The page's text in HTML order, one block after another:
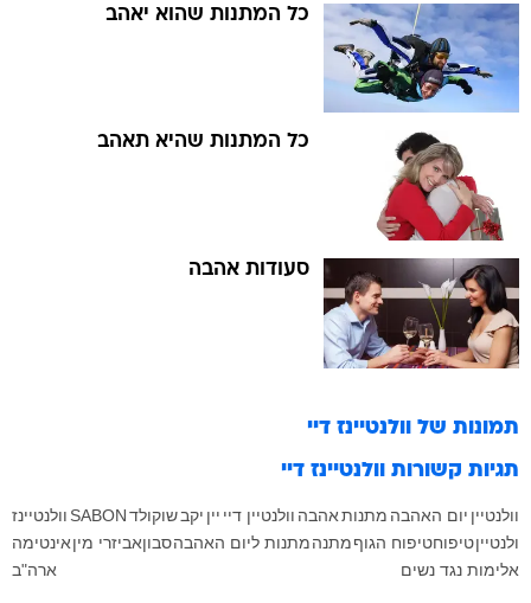
כל המתנות שהוא יאהב
כל המתנות שהיא תאהב
סעודות אהבה
תמונות של וולנטיינז דיי
תגיות קשורות וולנטיינז דיי
וולנטיין יום האהבה מתנותאהבה וולנטיין דיי יין יקבשוקולדSABON וולנטיינז
ולנטייןטיפוחטיפוח הגוףמתנהמתנות ליום האהבהסבוןאביזרי מיןאינטימה
אלימות נגד נשים
ארה"ב